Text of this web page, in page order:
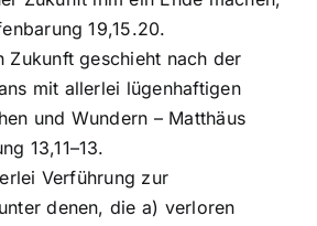
19,15.20.
Zukunft geschieht nach der
mit allerlei lügenhaftigen
und Wundern – Matthäus
13,11–13.
Verführung zur
denen, die a) verloren